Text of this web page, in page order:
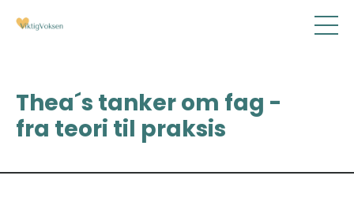
Thea´s tanker om fag -
fra teori til praksis